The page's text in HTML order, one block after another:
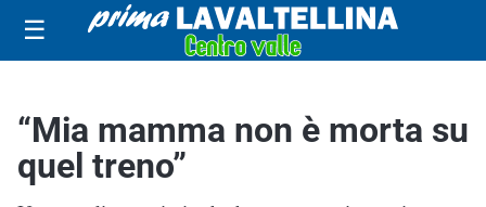
☰
“Mia mamma non è morta su
quel treno”